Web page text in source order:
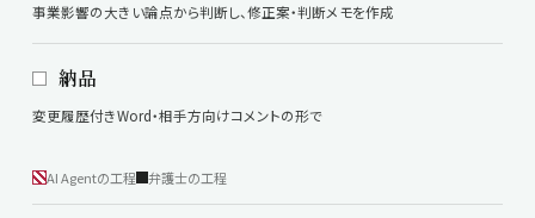
事業影響の大きい論点から判断し、修正案・判断メモを作成
納品
変更履歴付きWord・相手方向けコメントの形で
AI Agentの工程 弁護士の工程